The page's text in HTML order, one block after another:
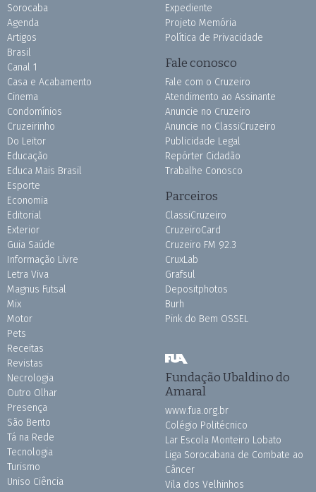
Sorocaba
Agenda
Artigos
Brasil
Canal 1
Casa e Acabamento
Cinema
Condomínios
Cruzeirinho
Do Leitor
Educação
Educa Mais Brasil
Esporte
Economia
Editorial
Exterior
Guia Saúde
Informação Livre
Letra Viva
Magnus Futsal
Mix
Motor
Pets
Receitas
Revistas
Necrologia
Outro Olhar
Presença
São Bento
Tá na Rede
Tecnologia
Turismo
Uniso Ciência
Expediente
Projeto Memória
Política de Privacidade
Fale conosco
Fale com o Cruzeiro
Atendimento ao Assinante
Anuncie no Cruzeiro
Anuncie no ClassiCruzeiro
Publicidade Legal
Repórter Cidadão
Trabalhe Conosco
Parceiros
ClassiCruzeiro
CruzeiroCard
Cruzeiro FM 92.3
CruxLab
Grafsul
Depositphotos
Burh
Pink do Bem OSSEL
Fundação Ubaldino do
Amaral
www.fua.org.br
Colégio Politécnico
Lar Escola Monteiro Lobato
Liga Sorocabana de Combate ao
Câncer
Vila dos Velhinhos